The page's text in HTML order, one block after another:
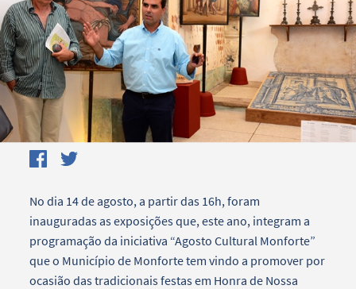
Filtros
No dia 14 de agosto, a partir das 16h, foram
inauguradas as exposições que, este ano, integram a
programação da iniciativa “Agosto Cultural Monforte”
que o Município de Monforte tem vindo a promover por
ocasião das tradicionais festas em Honra de Nossa